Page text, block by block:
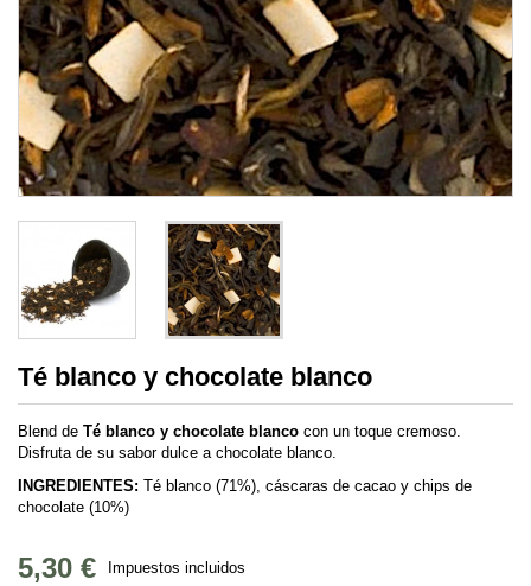
Té blanco y chocolate blanco
Blend de Té blanco y chocolate blanco con un toque cremoso.
Disfruta de su sabor dulce a chocolate blanco.
INGREDIENTES: Té blanco (71%), cáscaras de cacao y chips de
chocolate (10%)
5,30 € Impuestos incluidos